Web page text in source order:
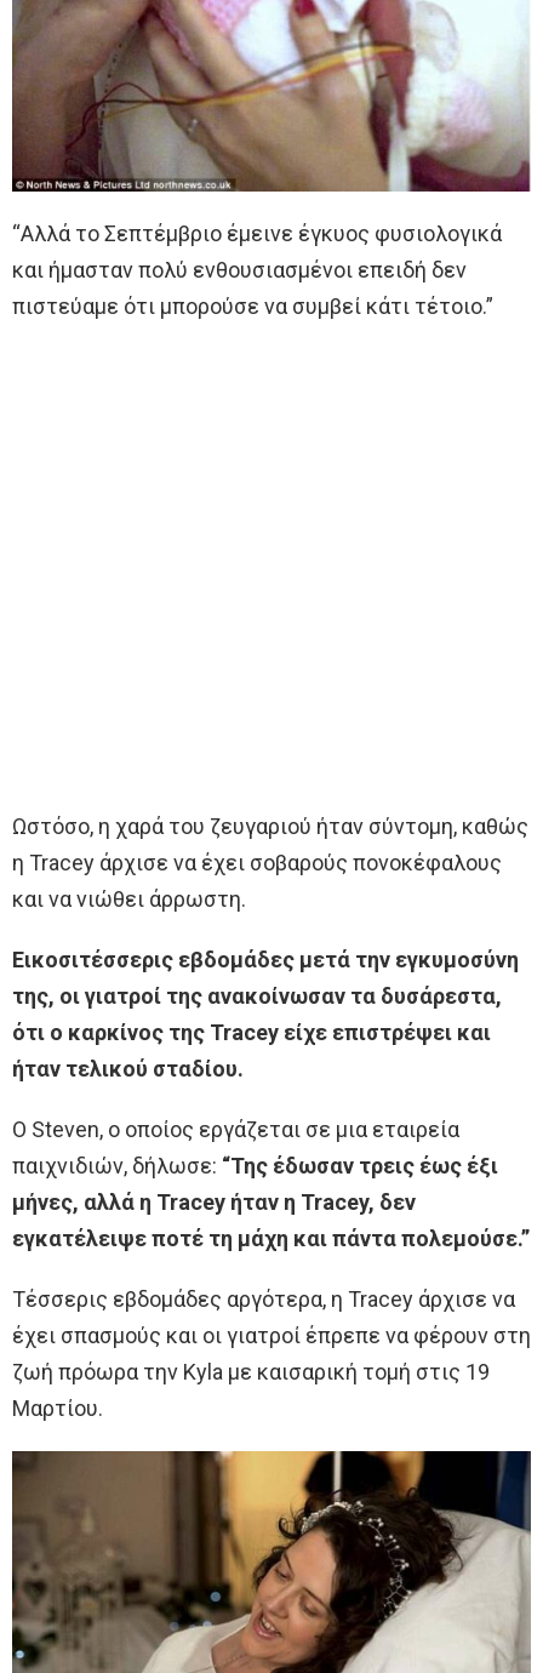
“Αλλά το Σεπτέμβριο έμεινε έγκυος φυσιολογικά
και ήμασταν πολύ ενθουσιασμένοι επειδή δεν
πιστεύαμε ότι μπορούσε να συμβεί κάτι τέτοιο.”
Ωστόσο, η χαρά του ζευγαριού ήταν σύντομη, καθώς
η Tracey άρχισε να έχει σοβαρούς πονοκέφαλους
και να νιώθει άρρωστη.
Εικοσιτέσσερις εβδομάδες μετά την εγκυμοσύνη
της, οι γιατροί της ανακοίνωσαν τα δυσάρεστα,
ότι ο καρκίνος της Tracey είχε επιστρέψει και
ήταν τελικού σταδίου.
Ο Steven, ο οποίος εργάζεται σε μια εταιρεία
παιχνιδιών, δήλωσε: “Της έδωσαν τρεις έως έξι
μήνες, αλλά η Tracey ήταν η Tracey, δεν
εγκατέλειψε ποτέ τη μάχη και πάντα πολεμούσε.”
Τέσσερις εβδομάδες αργότερα, η Tracey άρχισε να
έχει σπασμούς και οι γιατροί έπρεπε να φέρουν στη
ζωή πρόωρα την Kyla με καισαρική τομή στις 19
Μαρτίου.